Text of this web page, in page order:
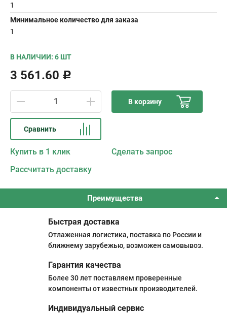
1
Минимальное количество для заказа
1
В НАЛИЧИИ: 6 ШТ
3 561.60 Р
В корзину
Сравнить
Купить в 1 клик
Сделать запрос
Рассчитать доставку
Преимущества
Быстрая доставка
Отлаженная логистика, поставка по России и
ближнему зарубежью, возможен самовывоз.
Гарантия качества
Более 30 лет поставляем проверенные
компоненты от известных производителей.
Индивидуальный сервис